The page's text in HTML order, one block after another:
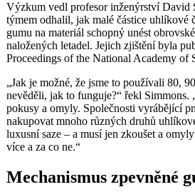
Výzkum vedl profesor inženýrství David
týmem odhalil, jak malé částice uhlíkové
gumu na materiál schopný unést
naložených letadel. Jejich zjištění byla
Proceedings of the National Academy of
„Jak je možné, že jsme to používali 80,
nevěděli, jak to funguje?“ řekl Simmons.
pokusy a omyly. Společnosti vyrábějící
nakupovat mnoho různých druhů
luxusní saze – a musí jen zkoušet a
více a za co ne.“
Mechanismus zpevněné